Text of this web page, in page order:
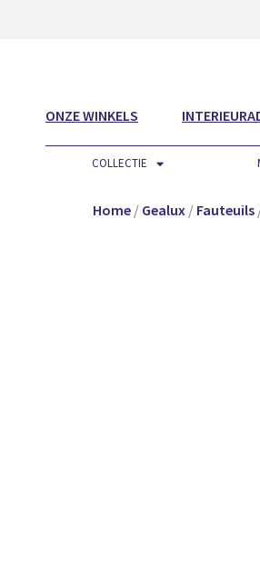
ONZE WINKELS
COLLECTIE
Home / Gealux / Fauteuils